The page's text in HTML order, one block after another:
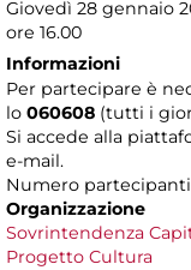
Giovedì 28 gennaio
ore 16.00
Informazioni
Per partecipare è
lo 060608 (tutti i
Si accede alla
e-mail.
Numero
Organizzazione
Sovrintendenza
Progetto Cultura